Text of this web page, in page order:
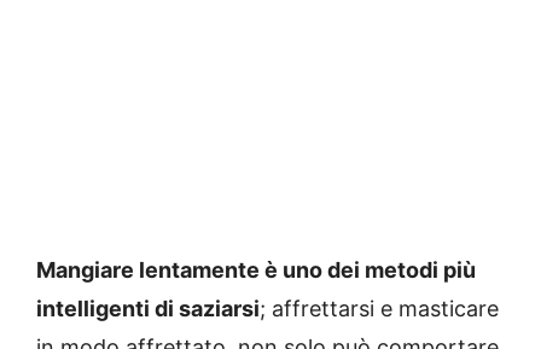
Mangiare lentamente è uno dei metodi più
intelligenti di saziarsi; affrettarsi e masticare